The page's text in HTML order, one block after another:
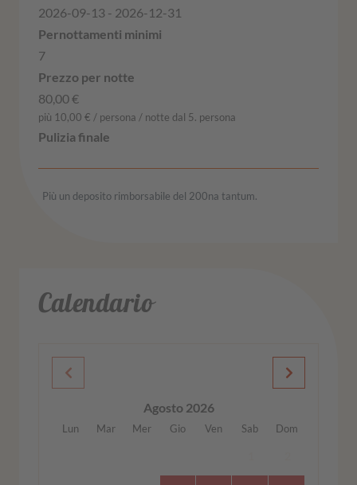
2026-09-13 - 2026-12-31
7
80,00 €
più 10,00 € / persona / notte dal 5. persona
Più un deposito rimborsabile del 200na tantum.
Calendario
Agosto 2026
Lun Mar Mer Gio Ven Sab Dom